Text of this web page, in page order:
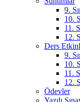
9.
10.
11.
12.
Ders
9.
10.
11.
12.
Ödevler
Yazılı